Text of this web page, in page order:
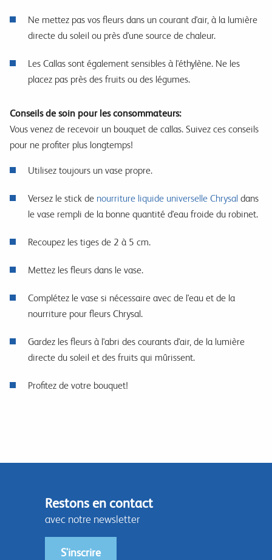
Ne mettez pas vos fleurs dans un courant d'air, à la lumière
directe du soleil ou près d'une source de chaleur.
Les Callas sont également sensibles à l'éthylène. Ne les
placez pas près des fruits ou des légumes.
Conseils de soin pour les consommateurs:
Vous venez de recevoir un bouquet de callas. Suivez ces conseils
pour ne profiter plus longtemps!
Utilisez toujours un vase propre.
Versez le stick de nourriture liquide universelle Chrysal dans
le vase rempli de la bonne quantité d'eau froide du robinet.
Recoupez les tiges de 2 à 5 cm.
Mettez les fleurs dans le vase.
Complétez le vase si nécessaire avec de l'eau et de la
nourriture pour fleurs Chrysal.
Gardez les fleurs à l'abri des courants d'air, de la lumière
directe du soleil et des fruits qui mûrissent.
Profitez de votre bouquet!
Restons en contact
avec notre newsletter
S'inscrire